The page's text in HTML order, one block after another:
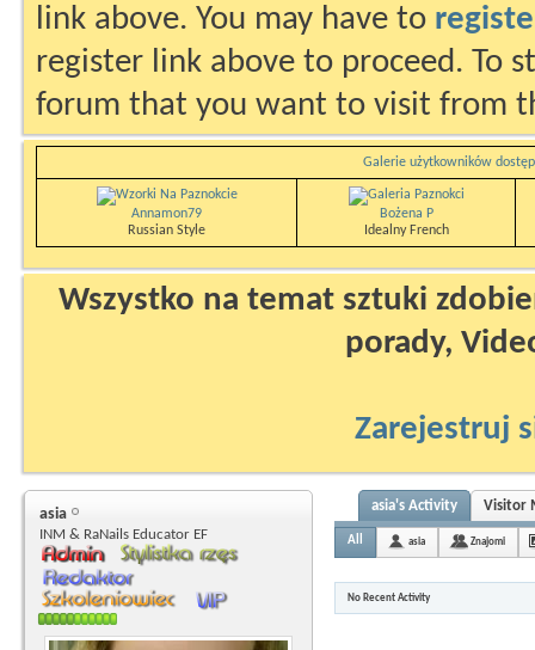
link above. You may have to
register link above to proceed. To
forum that you want to visit from
Galerie użytkowników
Annamon79
Russian Style
Bożena P
Idealny French
Wszystko na temat sztuki
porady,
Zarejestruj
asia
INM & RaNails Educator EF
asia's Activity Visitor
All asia Znajomi
No Recent Activity